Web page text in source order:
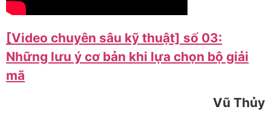
[Video chuyên sâu kỹ thuật] số 03:
Những lưu ý cơ bản khi lựa chọn bộ giải
mã
Vũ Thủy